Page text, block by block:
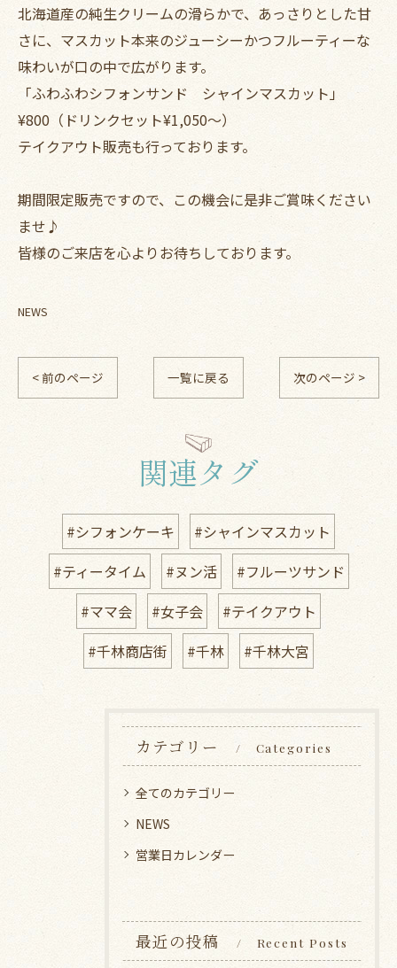
北海道産の純生クリームの滑らかで、あっさりとした甘
さに、マスカット本来のジューシーかつフルーティーな
味わいが口の中で広がります。
「ふわふわシフォンサンド シャインマスカット」
¥800（ドリンクセット¥1,050～）
テイクアウト販売も行っております。
期間限定販売ですので、この機会に是非ご賞味ください
ませ♪
皆様のご来店を心よりお待ちしております。
NEWS
< 前のページ 一覧に戻る 次のページ >
関連タグ
#シフォンケーキ
#シャインマスカット
#ティータイム
#ヌン活
#フルーツサンド
#ママ会
#女子会
#テイクアウト
#千林商店街
#千林 #千林大宮
カテゴリー Categories
全てのカテゴリー
NEWS
営業日カレンダー
最近の投稿 Recent Posts